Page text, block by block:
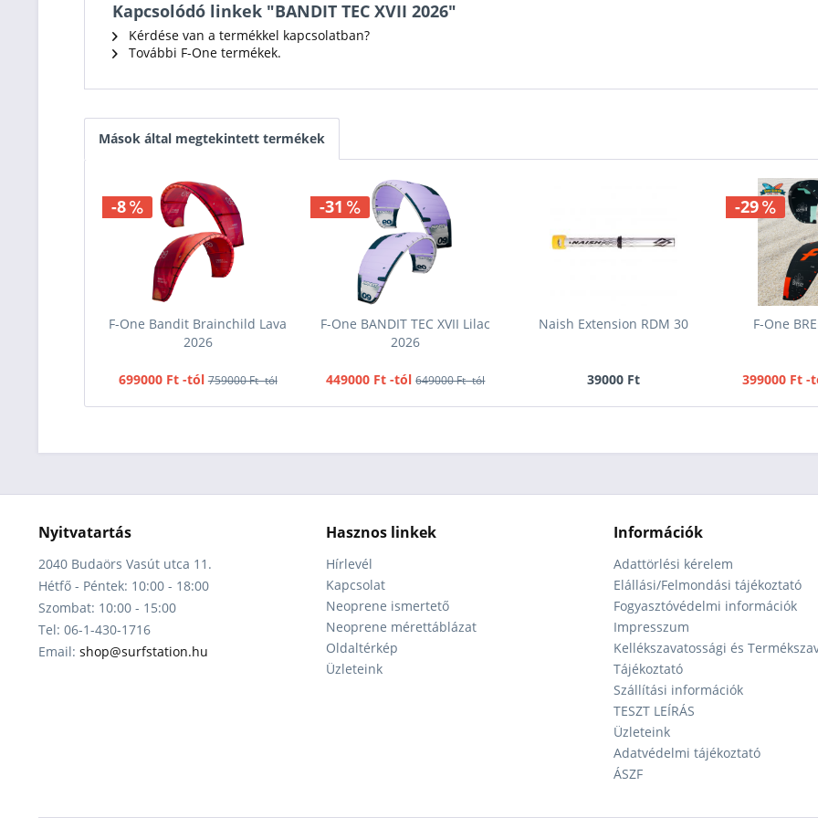
11
12
m2
14
m2
Kapcsolódó linkek "BANDIT TEC XVII 2026"
Kérdése van a termékkel kapcsolatban?
További F-One termékek.
Mások által megtekintett termékek
-8
F-One Bandit Brainchild Lava
2026
699000 Ft -tól 759000 Ft -tól
-31
F-One BANDIT TEC XVII Lilac
2026
449000 Ft -tól 649000 Ft -tól
Naish Extension RDM 30
39000 Ft
-29
F-One
399000 Ft -
Nyitvatartás
2040 Budaörs Vasút utca 11.
Hétfő - Péntek: 10:00 - 18:00
Szombat: 10:00 - 15:00
Tel: 06-1-430-1716
Email: shop@surfstation.hu
Hasznos linkek
Hírlevél
Kapcsolat
Neoprene ismertető
Neoprene mérettáblázat
Oldaltérkép
Üzleteink
Információk
Adattörlési kérelem
Elállási/Felmondási tájékoztató
Fogyasztóvédelmi információk
Impresszum
Kellékszavatossági és
Tájékoztató
Szállítási információk
TESZT LEÍRÁS
Üzleteink
Adatvédelmi tájékoztató
ÁSZF